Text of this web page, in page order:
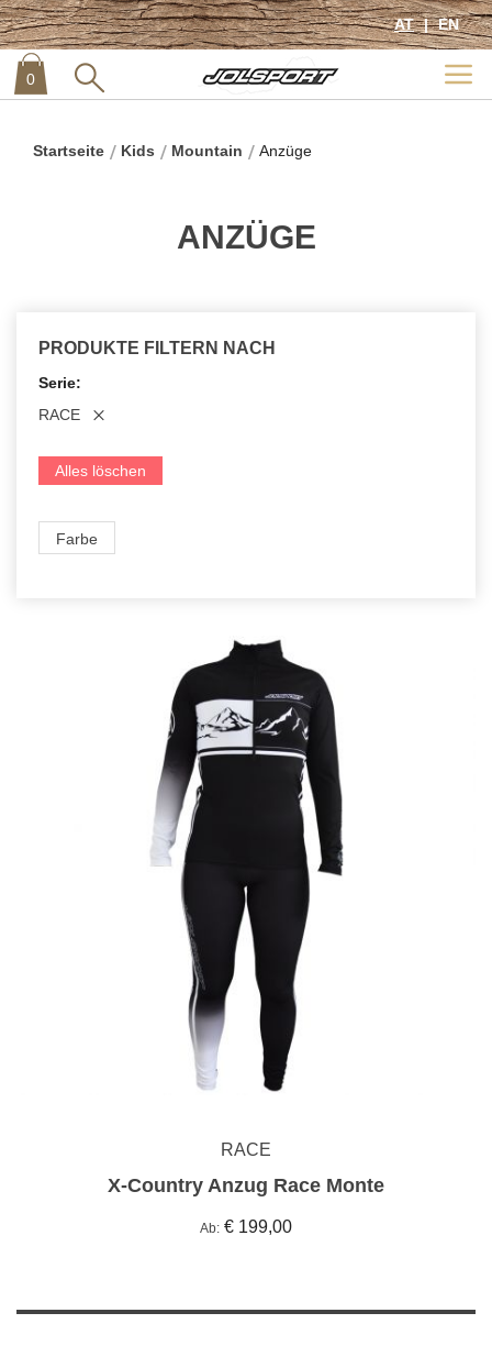
AT EN
00 item
Startseite Kids Mountain Anzüge
ANZÜGE
PRODUKTE FILTERN NACH
Serie
RACE
Alles löschen
Farbe
RACE
X-Country Anzug Race Monte
Ab € 199,00